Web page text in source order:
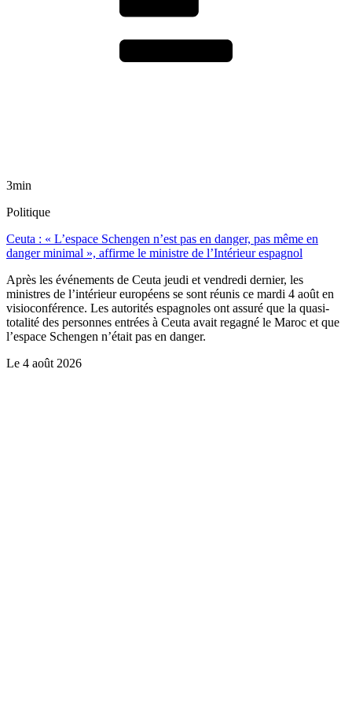
3min
Politique
Ceuta : « L’espace Schengen n’est pas en danger, pas même en
danger minimal », affirme le ministre de l’Intérieur espagnol
Après les événements de Ceuta jeudi et vendredi dernier, les
ministres de l’intérieur européens se sont réunis ce mardi 4 août en
visioconférence. Les autorités espagnoles ont assuré que la quasi-
totalité des personnes entrées à Ceuta avait regagné le Maroc et que
l’espace Schengen n’était pas en danger.
Le 4 août 2026